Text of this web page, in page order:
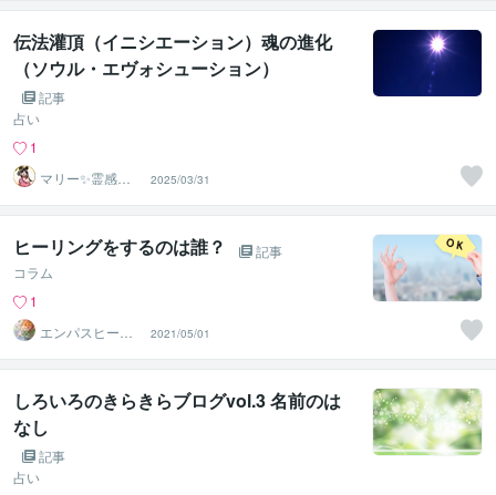
伝法灌頂（イニシエーション）魂の進化
（ソウル・エヴォシューション）
記事
占い
1
マリー✨霊感霊
視占い✨気持
ち、復縁、複雑
2025/03/31
ヒーリングをするのは誰？
記事
コラム
1
エンパスヒーリ
ング＊うらら
2021/05/01
しろいろのきらきらブログvol.3 名前のは
なし
記事
占い